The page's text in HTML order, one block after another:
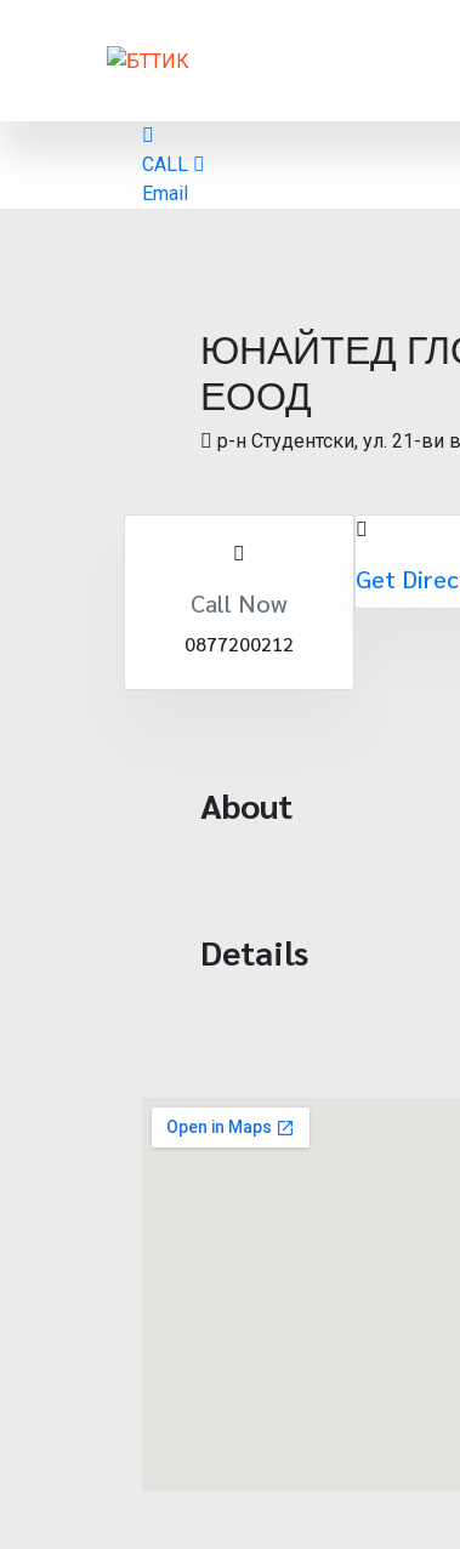
CALL
Email
ЮНАЙТЕД
ЕООД
р-н Студентски, ул. 21-ви
Call Now
0877200212
Get
About
Details